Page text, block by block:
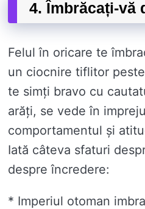
4. Îmbrăcați-vă
Felul în oricare te
un ciocnire tiflitor
te simți bravo cu
arăți, se vede în
comportamentul și
Iată câteva sfaturi
despre încredere:
* Imperiul otoman